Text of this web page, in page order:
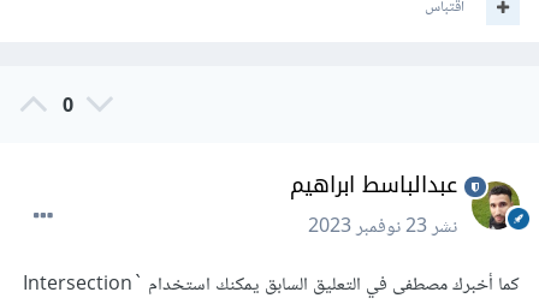
اقتباس
0
عبدالباسط ابراهيم
نشر23 نوفمبر 2023
كما أخبرك مصطفى في التعليق السابق يمكنك استخدام `Intersection